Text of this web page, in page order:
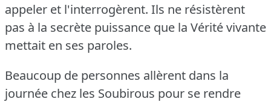
appeler et l'interrogèrent. Ils ne résistèrent
pas à la secrète puissance que la Vérité vivante
mettait en ses paroles.
Beaucoup de personnes allèrent dans la
journée chez les Soubirous pour se rendre